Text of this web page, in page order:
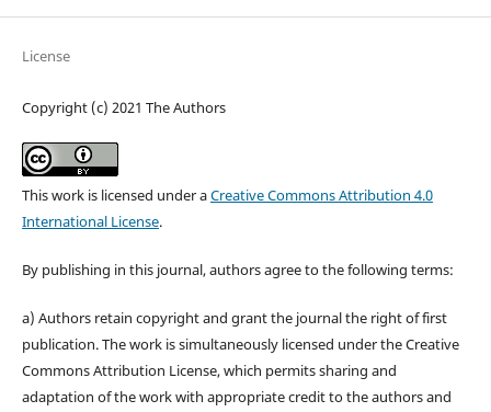
License
Copyright (c) 2021 The Authors
This work is licensed under aCreative Commons Attribution 4.0
International License.
By publishing in this journal, authors agree to the following terms:
a) Authors retain copyright and grant the journal the right of first
publication. The work is simultaneously licensed under the Creative
Commons Attribution License, which permits sharing and
adaptation of the work with appropriate credit to the authors and